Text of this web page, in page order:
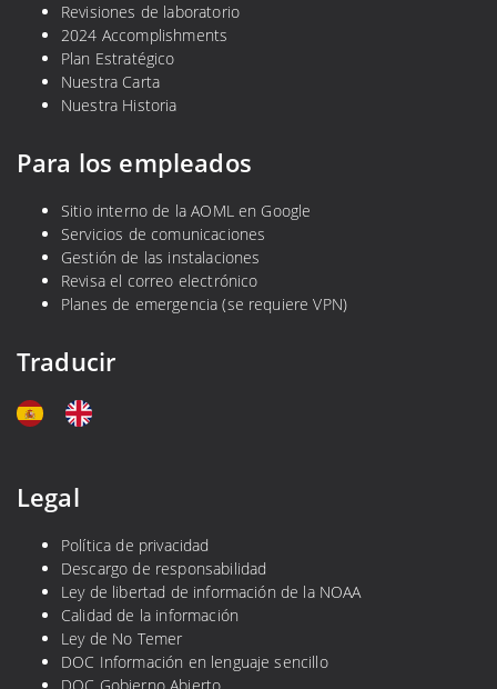
Revisiones de laboratorio
2024 Accomplishments
Plan Estratégico
Nuestra Carta
Nuestra Historia
Para los empleados
Sitio interno de la AOML en Google
Servicios de comunicaciones
Gestión de las instalaciones
Revisa el correo electrónico
Planes de emergencia (se requiere VPN)
Traducir
Legal
Política de privacidad
Descargo de responsabilidad
Ley de libertad de información de la NOAA
Calidad de la información
Ley de No Temer
DOC Información en lenguaje sencillo